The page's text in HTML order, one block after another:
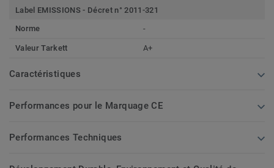
Label EMISSIONS - Décret n° 2011-321
Norme
-
Valeur Tarkett A+
Caractéristiques
Performances pour le Marquage CE
Performances Techniques